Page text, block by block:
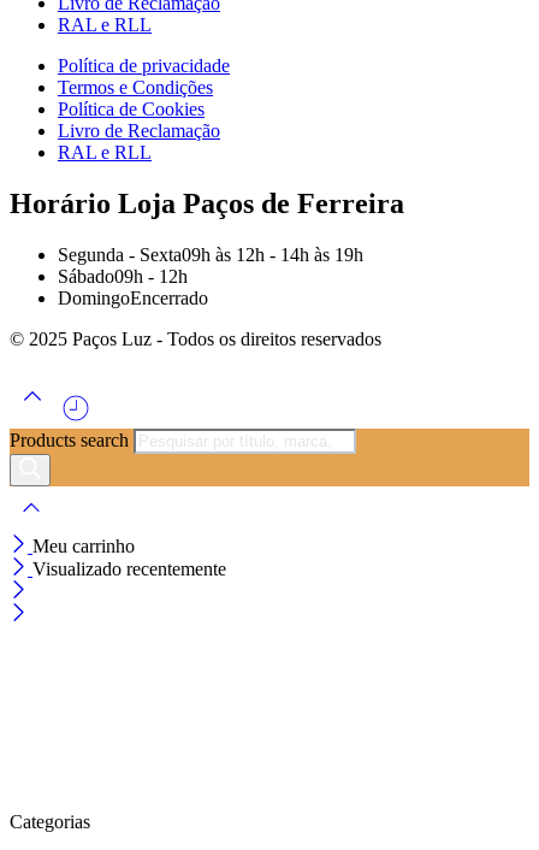
RAL e RLL
Política de privacidade
Termos e Condições
Política de Cookies
Livro de Reclamação
RAL e RLL
Horário Loja Paços de Ferreira
Segunda - Sexta09h às 12h - 14h às 19h
Sábado09h - 12h
DomingoEncerrado
© 2025 Paços Luz - Todos os direitos reservados
Products search
Meu carrinho
Visualizado recentemente
Categorias